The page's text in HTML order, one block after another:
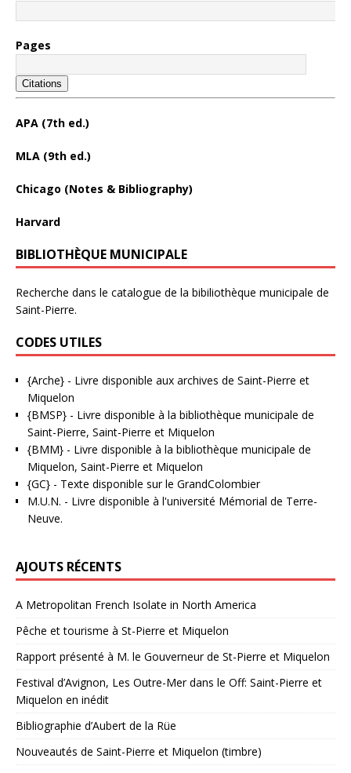
Pages
Citations
APA (7th ed.)
MLA (9th ed.)
Chicago (Notes & Bibliography)
Harvard
BIBLIOTHÈQUE MUNICIPALE
Recherche dans le catalogue de la bibiliothèque municipale de
Saint-Pierre.
CODES UTILES
{Arche} - Livre disponible aux archives de Saint-Pierre et
Miquelon
{BMSP} - Livre disponible à la bibliothèque municipale de
Saint-Pierre, Saint-Pierre et Miquelon
{BMM} - Livre disponible à la bibliothèque municipale de
Miquelon, Saint-Pierre et Miquelon
{GC} - Texte disponible sur le GrandColombier
M.U.N. - Livre disponible à l'université Mémorial de Terre-
Neuve.
AJOUTS RÉCENTS
A Metropolitan French Isolate in North America
Pêche et tourisme à St-Pierre et Miquelon
Rapport présenté à M. le Gouverneur de St-Pierre et Miquelon
Festival d’Avignon, Les Outre-Mer dans le Off: Saint-Pierre et
Miquelon en inédit
Bibliographie d’Aubert de la Rüe
Nouveautés de Saint-Pierre et Miquelon (timbre)